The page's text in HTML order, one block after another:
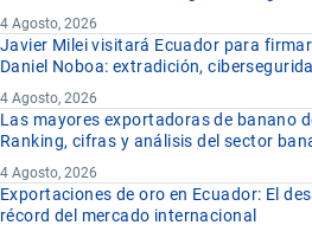
4 Agosto, 2026
Javier Milei visitará Ecuador para
Daniel Noboa: extradición,
4 Agosto, 2026
Las mayores exportadoras de banano
Ranking, cifras y análisis del sector
4 Agosto, 2026
Exportaciones de oro en Ecuador: El
récord del mercado internacional